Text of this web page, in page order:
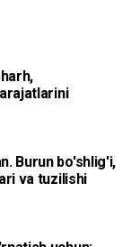
Burun bo'shlig'i,
va tuzilishi